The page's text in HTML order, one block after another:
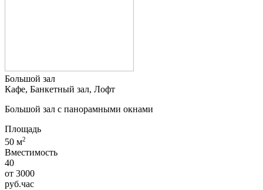
Большой зал
Кафе, Банкетный зал, Лофт
Большой зал с панорамными окнами
Площадь
50 м2
Вместимость
40
от 3000
руб.час